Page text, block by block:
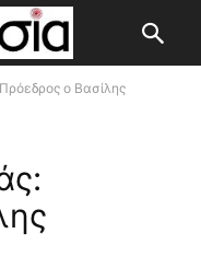
ο Βασίλης